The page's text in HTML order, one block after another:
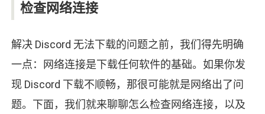
检查网络连接
解决 Discord 无法下载的问题之前，我们得先明确
一点：网络连接是下载任何软件的基础。如果你发
现 Discord 下载不顺畅，那很可能就是网络出了问
题。下面，我们就来聊聊怎么检查网络连接，以及